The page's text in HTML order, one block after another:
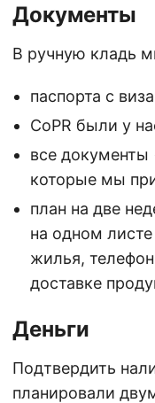
Документы
В ручную кладь
паспорта с
CoPR были у
все
которые мы
план на две
на одном
жилья,
доставке
Деньги
Подтвердить
планировали